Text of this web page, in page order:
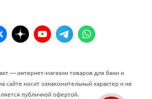
— интернет-магазин товаров для бани и
сайте носит ознакомительный характер и не
публичной офертой.